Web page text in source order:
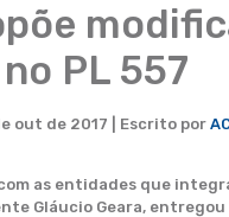
no PL 557
out de 2017 | Escrito por
as entidades que
Gláucio Geara,